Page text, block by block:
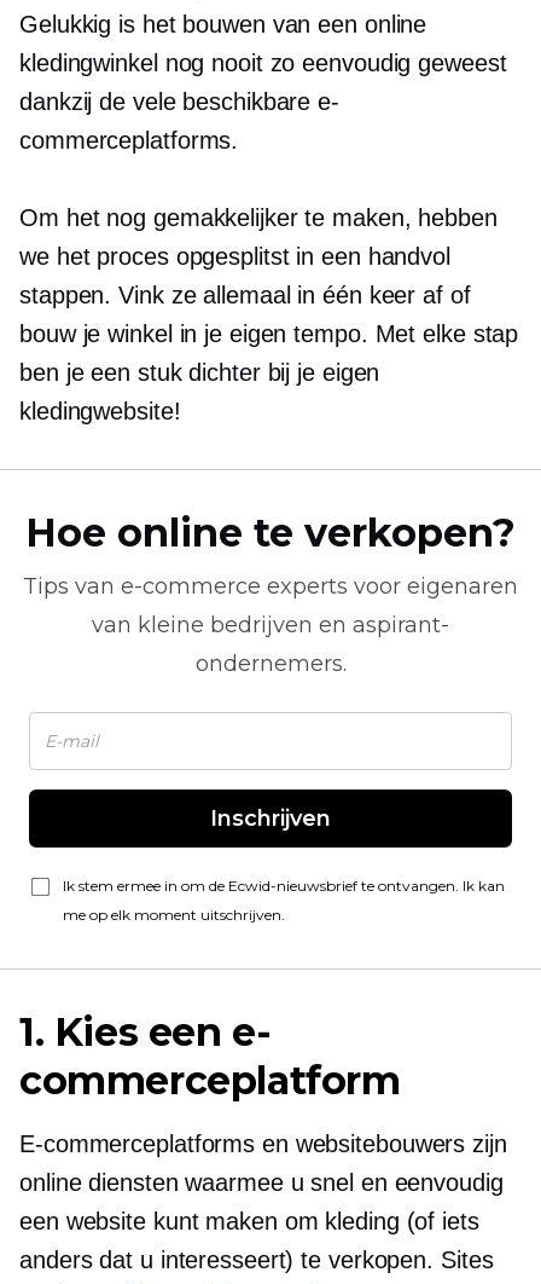
Gelukkig is het bouwen van een online
kledingwinkel nog nooit zo eenvoudig geweest
dankzij de vele beschikbare e-
commerceplatforms.
Om het nog gemakkelijker te maken, hebben
we het proces opgesplitst in een handvol
stappen. Vink ze allemaal in één keer af of
bouw je winkel in je eigen tempo. Met elke stap
ben je een stuk dichter bij je eigen
kledingwebsite!
Hoe online te verkopen?
Tips van e-commerce experts voor eigenaren
van kleine bedrijven en aspirant-
ondernemers.
Inschrijven
Ik stem ermee in om de Ecwid-nieuwsbrief te ontvangen. Ik kan
me op elk moment uitschrijven.
1. Kies een e-
commerceplatform
E-commerceplatforms en websitebouwers zijn
online diensten waarmee u snel en eenvoudig
een website kunt maken om kleding (of iets
anders dat u interesseert) te verkopen. Sites